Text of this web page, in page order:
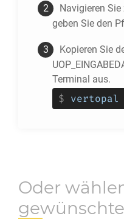
Navigieren Sie
geben Sie den
Kopieren Sie
Terminal aus.
$ vertopal
Oder